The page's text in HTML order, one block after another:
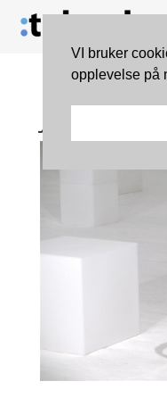
VI bruker
opplevelse på